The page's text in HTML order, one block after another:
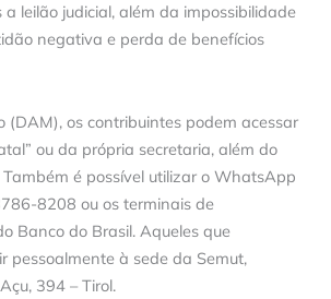
a leilão judicial, além da impossibilidade
negativa e perda de benefícios
(DAM), os contribuintes podem acessar
ou da própria secretaria, além do
é possível utilizar o WhatsApp
8208 ou os terminais de
Banco do Brasil. Aqueles que
pessoalmente à sede da Semut,
394 – Tirol.